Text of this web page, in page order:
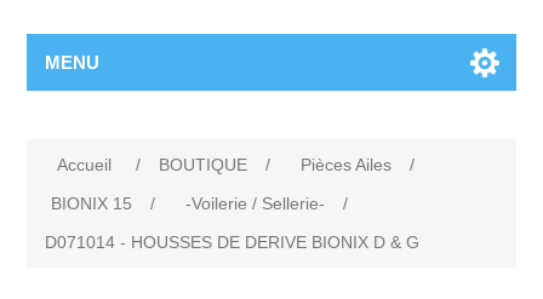
MENU
Accueil / BOUTIQUE / Pièces Ailes
/
BIONIX 15
/ -Voilerie / Sellerie-
/
D071014 - HOUSSES DE DERIVE BIONIX D & G